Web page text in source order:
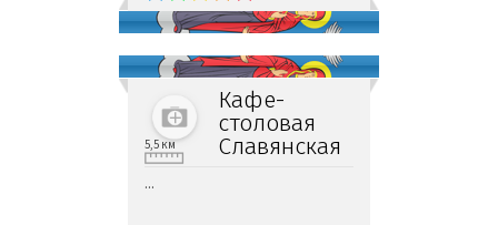
Кафе-
столовая
Славянская
5,5 км
...